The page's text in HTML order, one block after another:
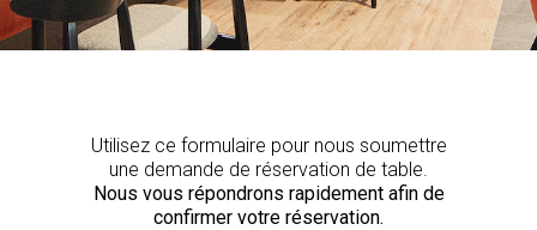
Utilisez ce formulaire pour nous soumettre
une demande de réservation de table.
Nous vous répondrons rapidement afin de
confirmer votre réservation.